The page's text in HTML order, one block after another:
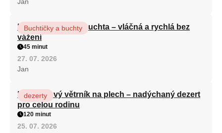
Hrnková maková buchta – vláčná a rychlá bez
vážení
Buchtičky a buchty
45 minut
27. 07. 2026
Jan
Karamelový větrník na plech – nadýchaný dezert
pro celou rodinu
dezerty
120 minut
25. 07. 2026